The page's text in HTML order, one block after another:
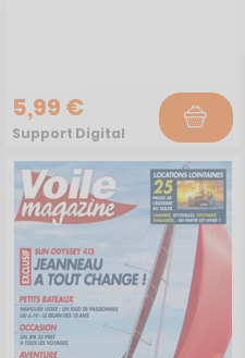
5,99 €
Support Digital